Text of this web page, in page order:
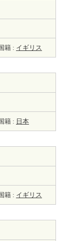
籍 : イギリス
籍 : 日本
籍 : イギリス